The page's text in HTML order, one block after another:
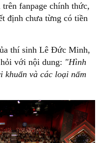
fanpage chính thức,
định chưa từng có tiền
thí sinh Lê Đức Minh,
với nội dung: "Hình
khuẩn và các loại nấm